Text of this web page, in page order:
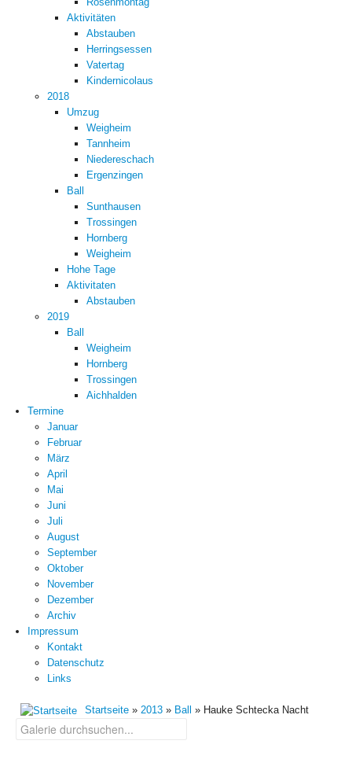
Aktivitäten
Abstauben
Herringsessen
Vatertag
Kindernicolaus
2018
Umzug
Weigheim
Tannheim
Niedereschach
Ergenzingen
Ball
Sunthausen
Trossingen
Hornberg
Weigheim
Hohe Tage
Aktivitaten
Abstauben
2019
Ball
Weigheim
Hornberg
Trossingen
Aichhalden
Termine
Januar
Februar
März
April
Mai
Juni
Juli
August
September
Oktober
November
Dezember
Archiv
Impressum
Kontakt
Datenschutz
Links
Startseite » 2013 » Ball » Hauke Schtecka Nacht